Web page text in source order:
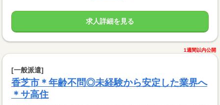
求人詳細を見る
1週間以内公開
[一般派遣]
香芝市＊年齢不問◎未経験から安定した業界へ
＊サ高住